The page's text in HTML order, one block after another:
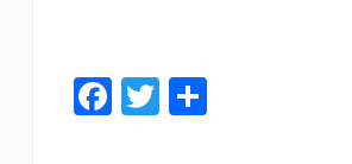
Facebook
Twitter
Partager